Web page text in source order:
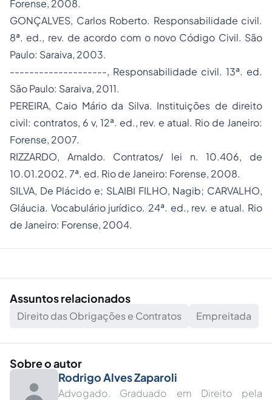
Forense, 2008.
GONÇALVES, Carlos Roberto. Responsabilidade civil.
8ª. ed., rev. de acordo com o novo Código Civil. São
Paulo: Saraiva, 2003.
--------------------, Responsabilidade civil. 13ª. ed.
São Paulo: Saraiva, 2011.
PEREIRA, Caio Mário da Silva. Instituições de direito
civil: contratos, 6 v, 12ª. ed., rev. e atual. Rio de Janeiro:
Forense, 2007.
RIZZARDO, Arnaldo. Contratos/ lei n. 10.406, de
10.01.2002. 7ª. ed. Rio de Janeiro: Forense, 2008.
SILVA, De Plácido e; SLAIBI FILHO, Nagib; CARVALHO,
Gláucia. Vocabulário jurídico. 24ª. ed., rev. e atual. Rio
de Janeiro: Forense, 2004.
Assuntos relacionados
Direito das Obrigações e Contratos Empreitada
Sobre o autor
Rodrigo Alves Zaparoli
Advogado. Graduado em Direito pela